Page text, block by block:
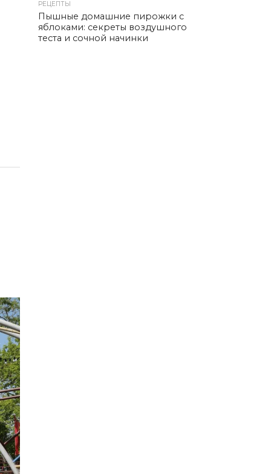
РЕЦЕПТЫ
Пышные домашние пирожки с
яблоками: секреты воздушного
теста и сочной начинки